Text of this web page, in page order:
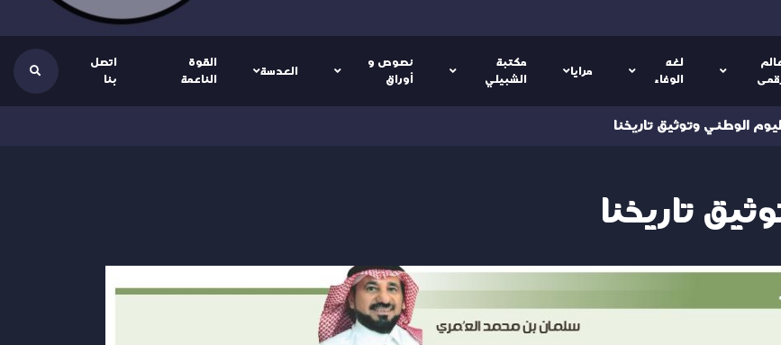
لغه
الوفاء
مرايا
مكتبة
الشبيلي
نصوص و
أوراق
العدسة
القوة
الناعمة
اتصل
بنا
الوطني وتوثيق تاريخنا
تاريخنا